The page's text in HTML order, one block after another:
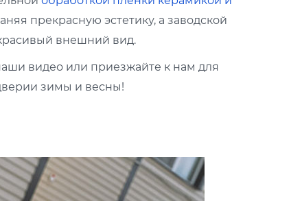
прекрасную эстетику, а заводской
внешний вид.
видео или приезжайте к нам для
зимы и весны!